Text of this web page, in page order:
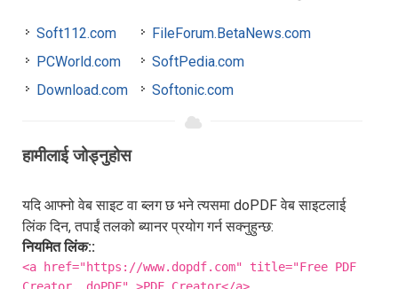
Soft112.com
PCWorld.com
Download.com
FileForum.BetaNews.com
SoftPedia.com
Softonic.com
हामीलाई जोड्नुहोस
यदि आफ्नो वेब साइट वा ब्लग छ भने त्यसमा doPDF वेब साइटलाई
लिंक दिन, तपाईं तलको ब्यानर प्रयोग गर्न सक्नुहुन्छ:
नियमित लिंक::
<a href="https://www.dopdf.com" title="Free PDF